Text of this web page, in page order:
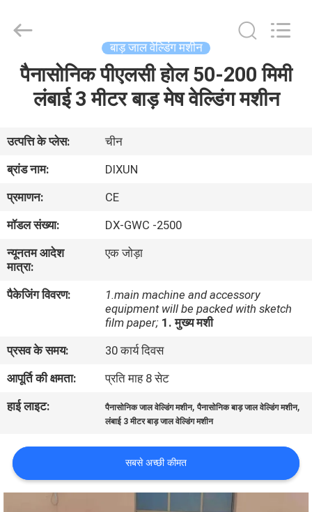
घर
वीआर
शो
हमारे
बारे
में
भ्रमण
गुणवत्ता
संपर्क
करें
Mesh
Products
Rights
Reserved.
बाड़ जाल वेल्डिंग मशीन
पैनासोनिक पीएलसी होल 50-200 मिमी
लंबाई 3 मीटर बाड़ मेष वेल्डिंग मशीन
उत्पत्ति के प्लेस:
चीन
ब्रांड नाम:
DIXUN
प्रमाणन:
CE
मॉडल संख्या:
DX-GWC -2500
न्यूनतम आदेश
मात्रा:
एक जोड़ा
पैकेजिंग विवरण:
1.main machine and accessory
equipment will be packed with sketch
film paper; 1. मुख्य मशी
प्रसव के समय:
30 कार्य दिवस
आपूर्ति की क्षमता:
प्रति माह 8 सेट
हाई लाइट:
पैनासोनिक जाल वेल्डिंग मशीन,पैनासोनिक बाड़ जाल वेल्डिंग मशीन,
लंबाई 3 मीटर बाड़ जाल वेल्डिंग मशीन
सबसे अच्छी कीमत